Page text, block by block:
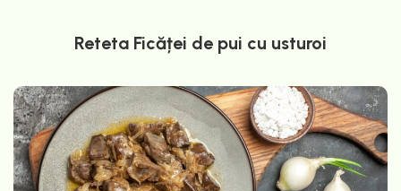
Reteta Ficăței de pui cu usturoi